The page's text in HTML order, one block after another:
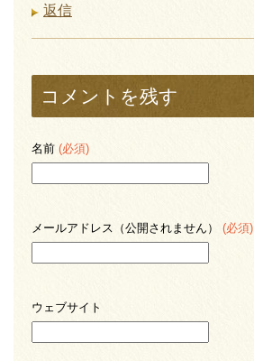
返信
コメントを残す
名前 (必須)
メールアドレス（公開されません） (必須)
ウェブサイト